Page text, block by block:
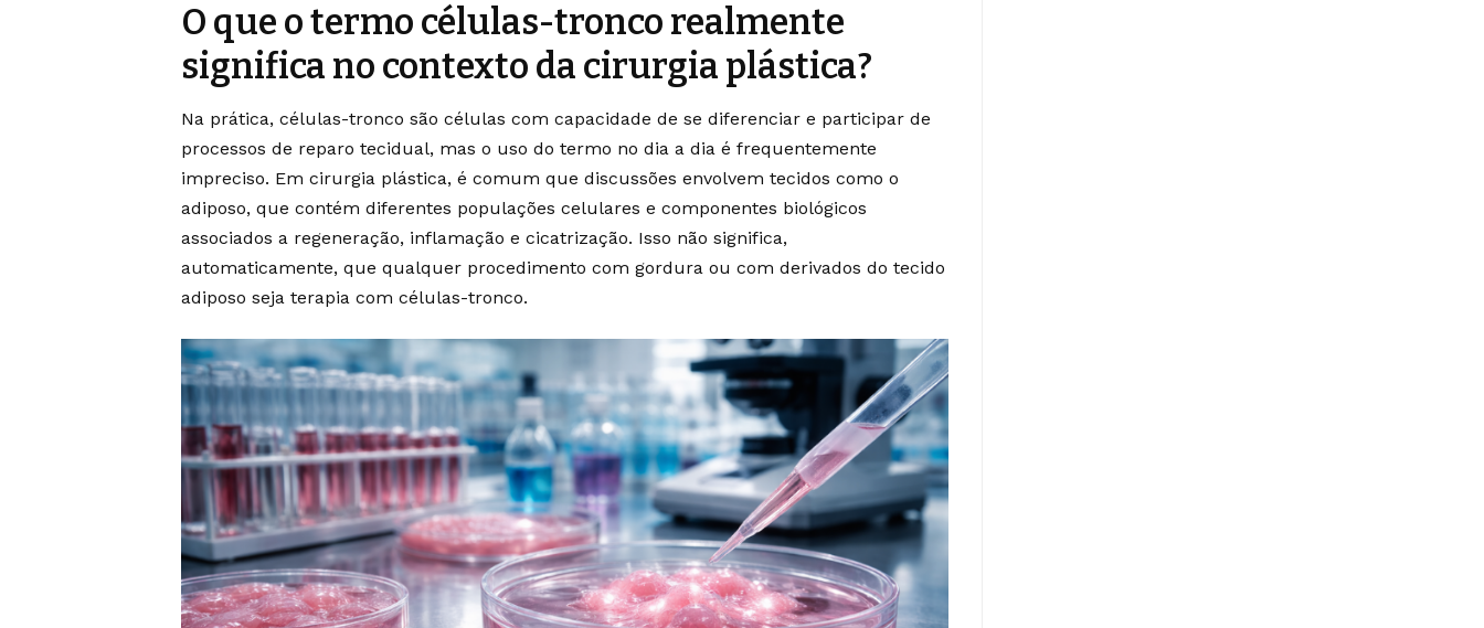
O que o termo células-tronco realmente
significa no contexto da cirurgia plástica?
Na prática, células-tronco são células com capacidade de se diferenciar e participar de
processos de reparo tecidual, mas o uso do termo no dia a dia é frequentemente
impreciso. Em cirurgia plástica, é comum que discussões envolvem tecidos como o
adiposo, que contém diferentes populações celulares e componentes biológicos
associados a regeneração, inflamação e cicatrização. Isso não significa,
automaticamente, que qualquer procedimento com gordura ou com derivados do tecido
adiposo seja terapia com células-tronco.